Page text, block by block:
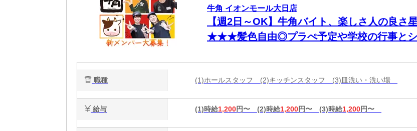
牛角 イオンモール大日店
【週2日～OK】牛角バイト、楽しさ人の良さ
★★★髪色自由◎プラぺ予定や学校の行事と
職種 (1)ホールスタッフ (2)キッチンスタッフ (3)皿洗い・洗い場
給与 (1)時給1,200円〜 (2)時給1,200円〜 (3)時給1,200円〜